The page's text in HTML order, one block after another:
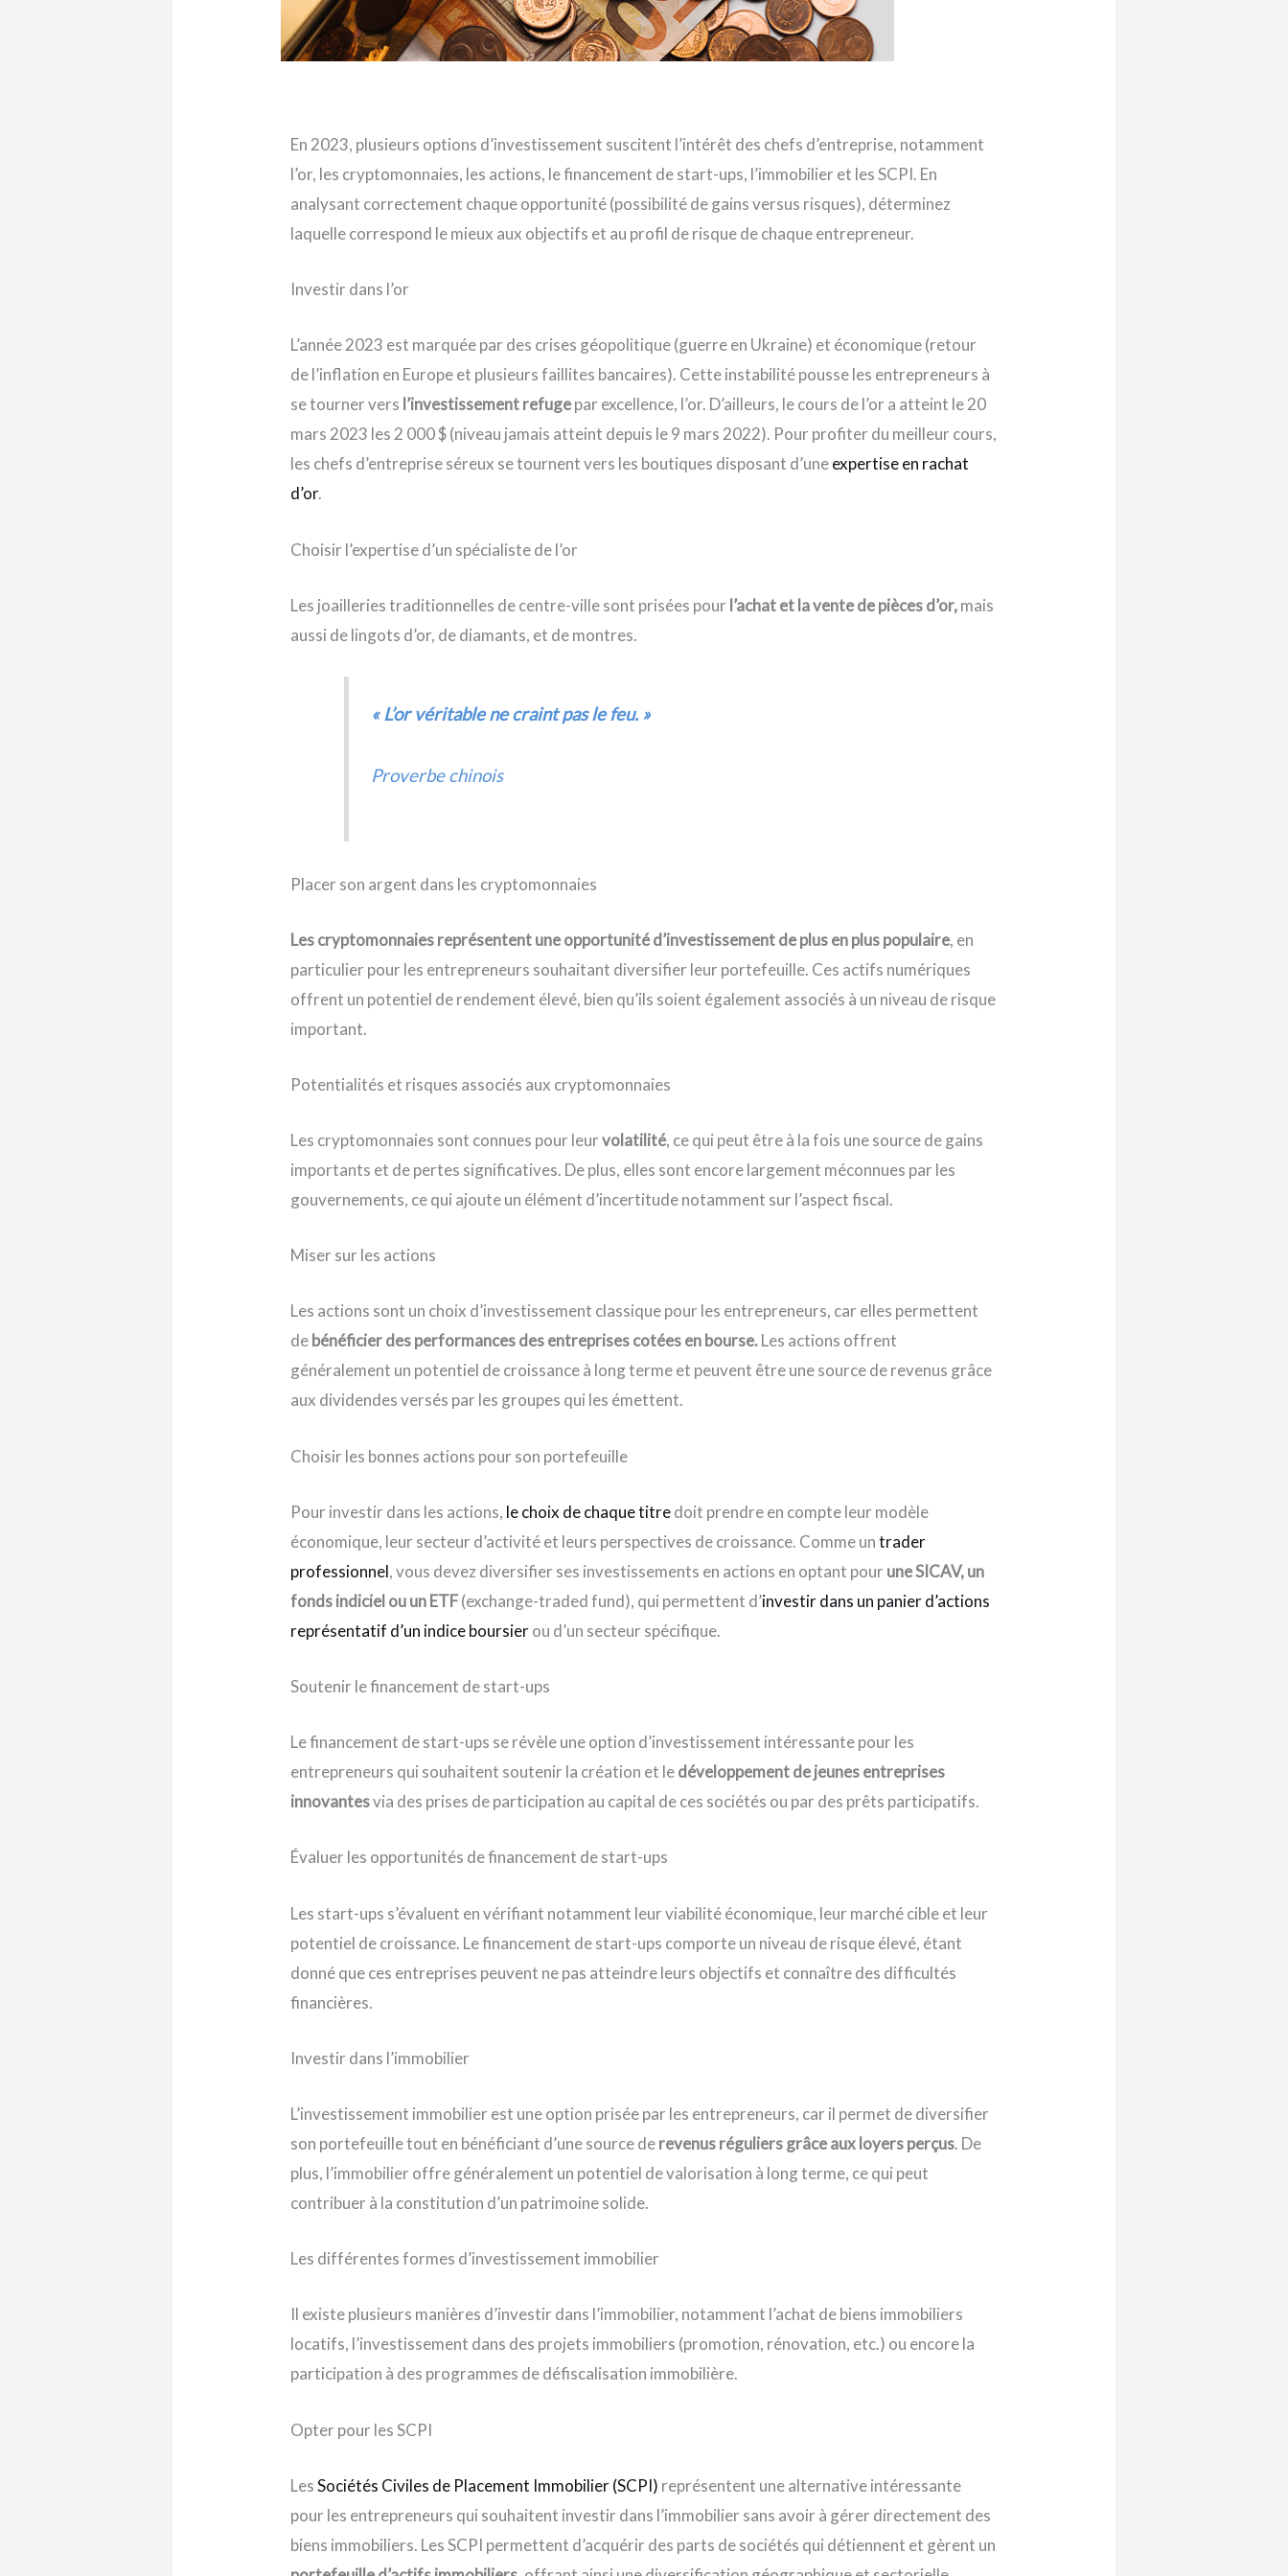
En 2023, plusieurs options d’investissement suscitent l’intérêt des chefs d’entreprise, notamment
l’or, les cryptomonnaies, les actions, le financement de start-ups, l’immobilier et les SCPI. En
analysant correctement chaque opportunité (possibilité de gains versus risques), déterminez
laquelle correspond le mieux aux objectifs et au profil de risque de chaque entrepreneur.
Investir dans l’or
L’année 2023 est marquée par des crises géopolitique (guerre en Ukraine) et économique (retour
de l’inflation en Europe et plusieurs faillites bancaires). Cette instabilité pousse les entrepreneurs à
se tourner vers l’investissement refugepar excellence, l’or. D’ailleurs, le cours de l’or a atteint le 20
mars 2023 les 2 000 $ (niveau jamais atteint depuis le 9 mars 2022). Pour profiter du meilleur cours,
les chefs d’entreprise séreux se tournent vers les boutiques disposant d’uneexpertise en rachat
d’or.
Choisir l’expertise d’un spécialiste de l’or
Les joailleries traditionnelles de centre-ville sont prisées pour l’achat et la vente de pièces d’or,mais
aussi de lingots d’or, de diamants, et de montres.
« L’or véritable ne craint pas le feu. »
Proverbe chinois
Placer son argent dans les cryptomonnaies
Les cryptomonnaies représentent une opportunité d’investissement de plus en plus populaire, en
particulier pour les entrepreneurs souhaitant diversifier leur portefeuille. Ces actifs numériques
offrent un potentiel de rendement élevé, bien qu’ils soient également associés à un niveau de risque
important.
Potentialités et risques associés aux cryptomonnaies
Les cryptomonnaies sont connues pour leurvolatilité, ce qui peut être à la fois une source de gains
importants et de pertes significatives. De plus, elles sont encore largement méconnues par les
gouvernements, ce qui ajoute un élément d’incertitude notamment sur l’aspect fiscal.
Miser sur les actions
Les actions sont un choix d’investissement classique pour les entrepreneurs, car elles permettent
debénéficier des performances des entreprises cotées en bourse.Les actions offrent
généralement un potentiel de croissance à long terme et peuvent être une source de revenus grâce
aux dividendes versés par les groupes qui les émettent.
Choisir les bonnes actions pour son portefeuille
Pour investir dans les actions, le choix de chaque titredoit prendre en compte leur modèle
économique, leur secteur d’activité et leurs perspectives de croissance. Comme untrader
professionnel, vous devez diversifier ses investissements en actions en optant pour une SICAV, un
fonds indiciel ou un ETF(exchange-traded fund), qui permettent d’investir dans un panier d’actions
représentatif d’un indice boursierou d’un secteur spécifique.
Soutenir le financement de start-ups
Le financement de start-ups se révèle une option d’investissement intéressante pour les
entrepreneurs qui souhaitent soutenir la création et ledéveloppement de jeunes entreprises
innovantesvia des prises de participation au capital de ces sociétés ou par des prêts participatifs.
Évaluer les opportunités de financement de start-ups
Les start-ups s’évaluent en vérifiant notamment leur viabilité économique, leur marché cible et leur
potentiel de croissance. Le financement de start-ups comporte un niveau de risque élevé, étant
donné que ces entreprises peuvent ne pas atteindre leurs objectifs et connaître des difficultés
financières.
Investir dans l’immobilier
L’investissement immobilier est une option prisée par les entrepreneurs, car il permet de diversifier
son portefeuille tout en bénéficiant d’une source derevenus réguliers grâce aux loyers perçus. De
plus, l’immobilier offre généralement un potentiel de valorisation à long terme, ce qui peut
contribuer à la constitution d’un patrimoine solide.
Les différentes formes d’investissement immobilier
Il existe plusieurs manières d’investir dans l’immobilier, notamment l’achat de biens immobiliers
locatifs, l’investissement dans des projets immobiliers (promotion, rénovation, etc.) ou encore la
participation à des programmes de défiscalisation immobilière.
Opter pour les SCPI
LesSociétés Civiles de Placement Immobilier (SCPI) représentent une alternative intéressante
pour les entrepreneurs qui souhaitent investir dans l’immobilier sans avoir à gérer directement des
biens immobiliers. Les SCPI permettent d’acquérir des parts de sociétés qui détiennent et gèrent un